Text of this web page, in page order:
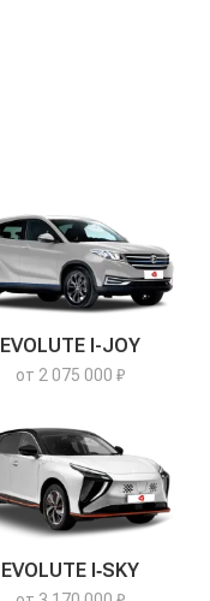
EVOLUTE I-JOY
от 2 075 000 ₽
EVOLUTE I‑SKY